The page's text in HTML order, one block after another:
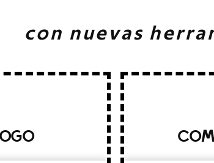
con nuevas herra